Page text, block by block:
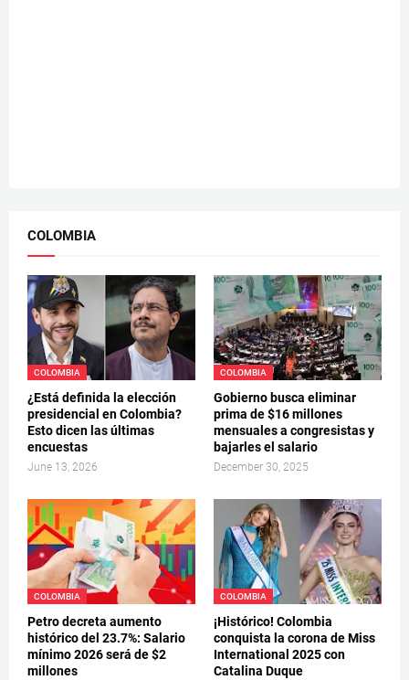
COLOMBIA
COLOMBIA
¿Está definida la elección
presidencial en Colombia?
Esto dicen las últimas
encuestas
June 13, 2026
COLOMBIA
Gobierno busca eliminar
prima de $16 millones
mensuales a congresistas y
bajarles el salario
December 30, 2025
COLOMBIA
Petro decreta aumento
histórico del 23.7%: Salario
mínimo 2026 será de $2
millones
COLOMBIA
¡Histórico! Colombia
conquista la corona de Miss
International 2025 con
Catalina Duque